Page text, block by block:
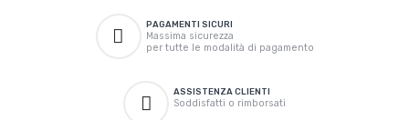
PAGAMENTI SICURI
Massima sicurezza
per tutte le modalità di pagamento
ASSISTENZA CLIENTI
Soddisfatti o rimborsati